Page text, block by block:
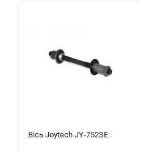
Вісь Joytech JY-752SE